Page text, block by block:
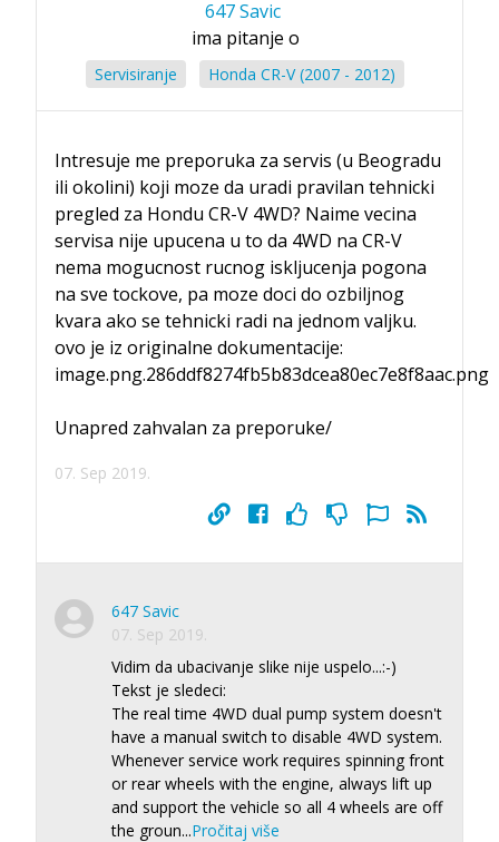
647 Savic
ima pitanje o
Servisiranje Honda CR-V (2007 - 2012)
Intresuje me preporuka za servis (u Beogradu
ili okolini) koji moze da uradi pravilan tehnicki
pregled za Hondu CR-V 4WD? Naime vecina
servisa nije upucena u to da 4WD na CR-V
nema mogucnost rucnog iskljucenja pogona
na sve tockove, pa moze doci do ozbiljnog
kvara ako se tehnicki radi na jednom valjku.
ovo je iz originalne dokumentacije:
image.png.286ddf8274fb5b83dcea80ec7e8f8aac.png
Unapred zahvalan za preporuke/
07. Sep 2019.
647 Savic
07. Sep 2019.
Vidim da ubacivanje slike nije uspelo...:-)
Tekst je sledeci:
The real time 4WD dual pump system doesn't
have a manual switch to disable 4WD system.
Whenever service work requires spinning front
or rear wheels with the engine, always lift up
and support the vehicle so all 4 wheels are off
the groun...Pročitaj više